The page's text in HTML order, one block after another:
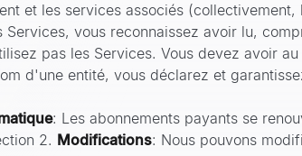
et les services associés (collectivement,
Services, vous reconnaissez avoir lu,
pas les Services. Vous devez avoir
d'une entité, vous déclarez et
: Les abonnements payants se
2. Modifications: Nous pouvons